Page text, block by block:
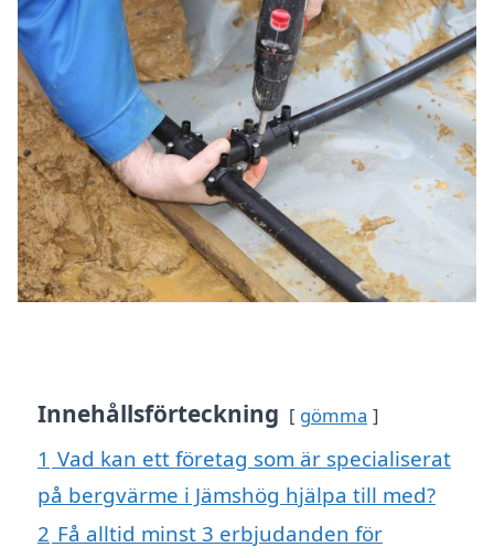
Innehållsförteckning gömma
1 Vad kan ett företag som är specialiserat
på bergvärme i Jämshög hjälpa till med?
2 Få alltid minst 3 erbjudanden för